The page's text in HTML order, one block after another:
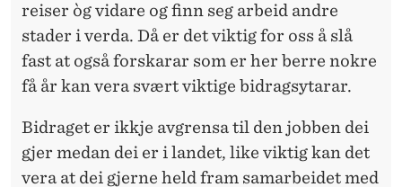
reiser òg vidare og finn seg arbeid andre
stader i verda. Då er det viktig for oss å slå
fast at også forskarar som er her berre nokre
få år kan vera svært viktige bidragsytarar.
Bidraget er ikkje avgrensa til den jobben dei
gjer medan dei er i landet, like viktig kan det
vera at dei gjerne held fram samarbeidet med